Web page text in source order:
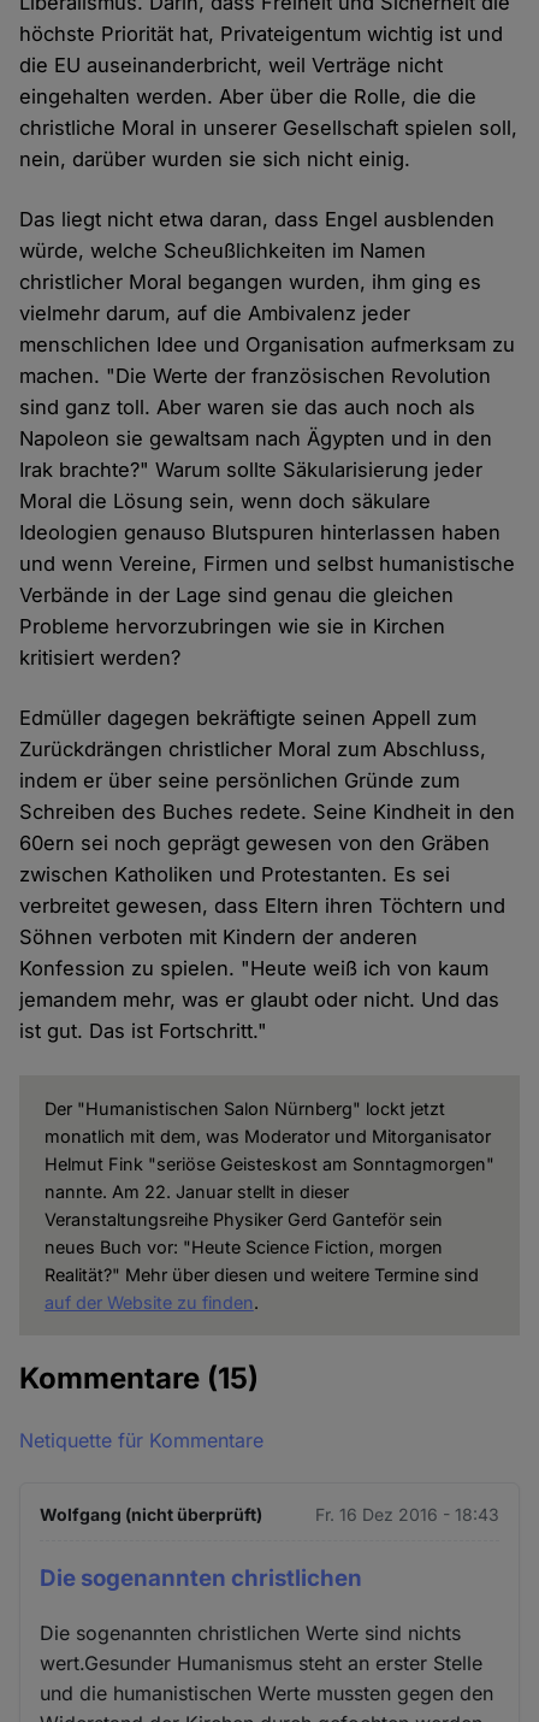
höchste Priorität hat, Privateigentum wichtig ist und
die EU auseinanderbricht, weil Verträge nicht
eingehalten werden. Aber über die Rolle, die die
christliche Moral in unserer Gesellschaft spielen soll,
nein, darüber wurden sie sich nicht einig.
Das liegt nicht etwa daran, dass Engel ausblenden
würde, welche Scheußlichkeiten im Namen
christlicher Moral begangen wurden, ihm ging es
vielmehr darum, auf die Ambivalenz jeder
menschlichen Idee und Organisation aufmerksam zu
machen. "Die Werte der französischen Revolution
sind ganz toll. Aber waren sie das auch noch als
Napoleon sie gewaltsam nach Ägypten und in den
Irak brachte?" Warum sollte Säkularisierung jeder
Moral die Lösung sein, wenn doch säkulare
Ideologien genauso Blutspuren hinterlassen haben
und wenn Vereine, Firmen und selbst humanistische
Verbände in der Lage sind genau die gleichen
Probleme hervorzubringen wie sie in Kirchen
kritisiert werden?
Edmüller dagegen bekräftigte seinen Appell zum
Zurückdrängen christlicher Moral zum Abschluss,
indem er über seine persönlichen Gründe zum
Schreiben des Buches redete. Seine Kindheit in den
60ern sei noch geprägt gewesen von den Gräben
zwischen Katholiken und Protestanten. Es sei
verbreitet gewesen, dass Eltern ihren Töchtern und
Söhnen verboten mit Kindern der anderen
Konfession zu spielen. "Heute weiß ich von kaum
jemandem mehr, was er glaubt oder nicht. Und das
ist gut. Das ist Fortschritt."
Der "Humanistischen Salon Nürnberg" lockt jetzt
monatlich mit dem, was Moderator und Mitorganisator
Helmut Fink "seriöse Geisteskost am Sonntagmorgen"
nannte. Am 22. Januar stellt in dieser
Veranstaltungsreihe Physiker Gerd Ganteför sein
neues Buch vor: "Heute Science Fiction, morgen
Realität?" Mehr über diesen und weitere Termine sind
auf der Website zu finden.
Kommentare (15)
Netiquette für Kommentare
Wolfgang (nicht überprüft) Fr. 16 Dez 2016 - 18:43
Die sogenannten christlichen
Die sogenannten christlichen Werte sind nichts
wert.Gesunder Humanismus steht an erster Stelle
und die humanistischen Werte mussten gegen den